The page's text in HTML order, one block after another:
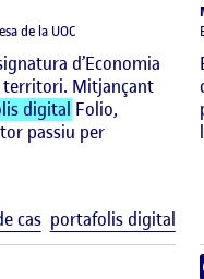
de la UOC
d’Economia
territori. Mitjançant
digital Folio,
passiu per
cas portafolis digital